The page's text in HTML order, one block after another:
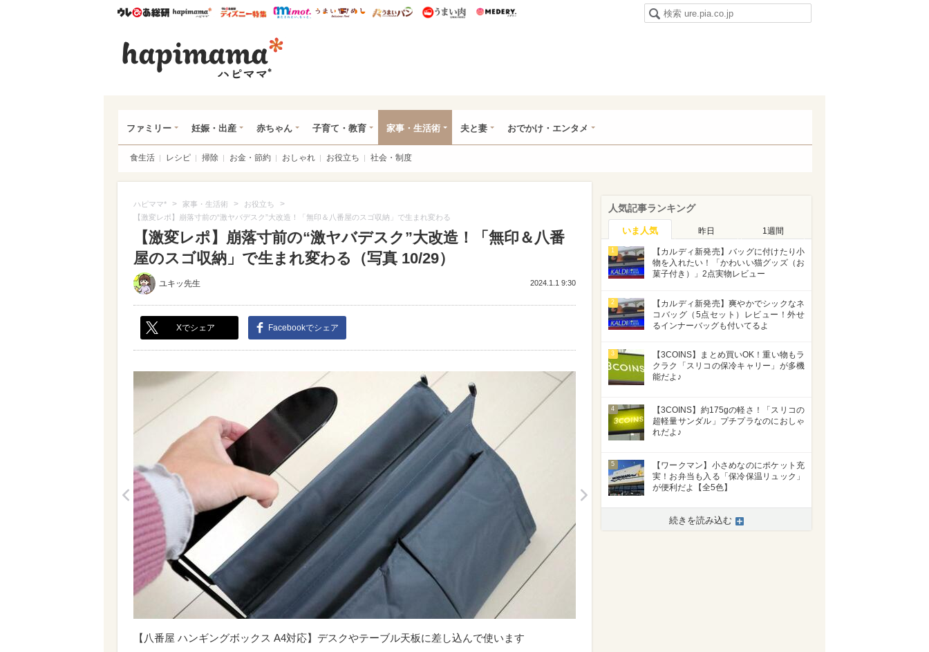
ウレぴあ総研ハピママ* ウレぴあ総研 ディズニー特集
mimot. うまいめし うまいパン うまい肉
ファミリー 妊娠・出産 赤ちゃん 子育て・教育 家事・生活術 夫と妻 おでかけ・エンタメ
食生活 レシピ 掃除 お金・節約 おしゃれ お役立ち 社会・制度
ハピママ* > 家事・生活術 > お役立ち >
【激変レポ】崩落寸前の“激ヤバデスク”大改造！「無印＆八番屋のスゴ収納」で生まれ変わる
【激変レポ】崩落寸前の“激ヤバデスク”大改造！「無印＆八番
屋のスゴ収納」で生まれ変わる（写真 10/29）
ユキッ先生 2024.1.1 9:30
Xでシェア Facebookでシェア
>
【八番屋 ハンギングボックス A4対応】デスクやテーブル天板に差し込んで使います
人気記事ランキング
いま人気 昨日 1週間
1
【カルディ新発売】バッグに付けたり小
物を入れたい！「かわいい猫グッズ（お
菓子付き）」2点実物レビュー
2
【カルディ新発売】爽やかでシックなネ
コバッグ（5点セット）レビュー！外せ
るインナーバッグも付いてるよ
3
【3COINS】まとめ買いOK！重い物もラ
クラク「スリコの保冷キャリー」が多機
能だよ♪
4
【3COINS】約175gの軽さ！「スリコの
超軽量サンダル」プチプラなのにおしゃ
れだよ♪
5
【ワークマン】小さめなのにポケット充
実！お弁当も入る「保冷保温リュック」
が便利だよ【全5色】
続きを読み込む